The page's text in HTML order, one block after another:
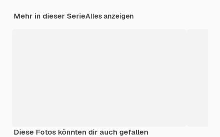
Mehr in dieser SerieAlles anzeigen
Diese Fotos könnten dir auch gefallen